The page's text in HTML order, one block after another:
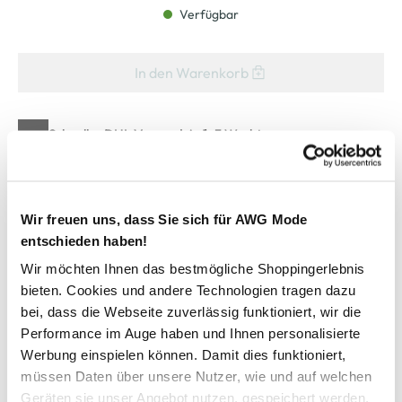
Wir freuen uns, dass Sie sich für AWG Mode
entschieden haben!
Wir möchten Ihnen das bestmögliche Shoppingerlebnis
bieten. Cookies und andere Technologien tragen dazu
bei, dass die Webseite zuverlässig funktioniert, wir die
Performance im Auge haben und Ihnen personalisierte
Werbung einspielen können. Damit dies funktioniert,
müssen Daten über unsere Nutzer, wie und auf welchen
Geräten sie unser Angebot nutzen, gespeichert werden.
Verfügbar
In den Warenkorb
Schneller DHL Versand: in 1–3 Werktagen
Kostenfreie Rücksendung innerhalb 14 Tage
Zur Wunschliste hinzufügen
Herren Sport Shorts ESSENTIALS 3-STREIFEN CHELSEA
leichte Shorts von adidas